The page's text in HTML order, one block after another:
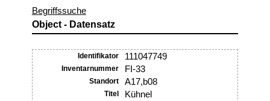
Begriffssuche
Object - Datensatz
Identifikator 111047749
Inventarnummer FI-33
Standort A17,b08
Titel Kühnel